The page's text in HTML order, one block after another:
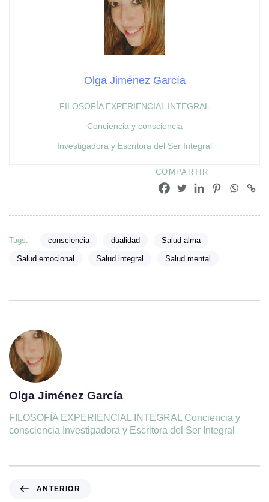
Olga Jiménez García
FILOSOFÍA EXPERIENCIAL INTEGRAL
Conciencia y consciencia
Investigadora y Escritora del Ser Integral
COMPARTIR
Tags: consciencia dualidad Salud alma
Salud emocional Salud integral Salud mental
Olga Jiménez García
FILOSOFÍA EXPERIENCIAL INTEGRAL Conciencia y
consciencia Investigadora y Escritora del Ser Integral
ANTERIOR